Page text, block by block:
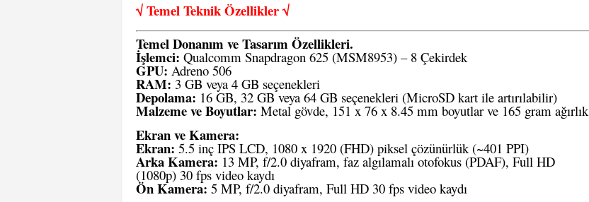
√ Temel Teknik Özellikler √
Temel Donanım ve Tasarım Özellikleri.
İşlemci: Qualcomm Snapdragon 625 (MSM8953) – 8 Çekirdek
GPU: Adreno 506
RAM: 3 GB veya 4 GB seçenekleri
Depolama: 16 GB, 32 GB veya 64 GB seçenekleri (MicroSD kart ile artırılabilir)
Malzeme ve Boyutlar: Metal gövde, 151 x 76 x 8.45 mm boyutlar ve 165 gram ağırlık
Ekran ve Kamera:
Ekran: 5.5 inç IPS LCD, 1080 x 1920 (FHD) piksel çözünürlük (~401 PPI)
Arka Kamera: 13 MP, f/2.0 diyafram, faz algılamalı otofokus (PDAF), Full HD
(1080p) 30 fps video kaydı
Ön Kamera: 5 MP, f/2.0 diyafram, Full HD 30 fps video kaydı